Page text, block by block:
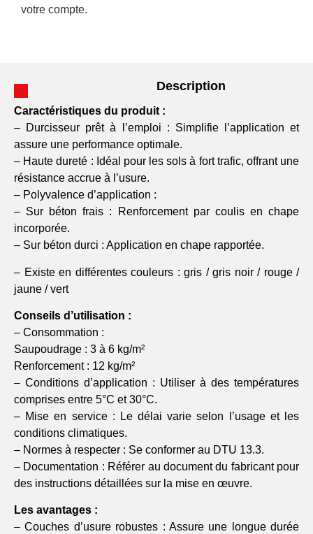
votre compte.
Description
Caractéristiques du produit :
– Durcisseur prêt à l’emploi : Simplifie l’application et
assure une performance optimale.
– Haute dureté : Idéal pour les sols à fort trafic, offrant une
résistance accrue à l’usure.
– Polyvalence d’application :
– Sur béton frais : Renforcement par coulis en chape
incorporée.
– Sur béton durci : Application en chape rapportée.
– Existe en différentes couleurs : gris / gris noir / rouge /
jaune / vert
Conseils d’utilisation :
– Consommation :
Saupoudrage : 3 à 6 kg/m²
Renforcement : 12 kg/m²
– Conditions d’application : Utiliser à des températures
comprises entre 5°C et 30°C.
– Mise en service : Le délai varie selon l’usage et les
conditions climatiques.
– Normes à respecter : Se conformer au DTU 13.3.
– Documentation : Référer au document du fabricant pour
des instructions détaillées sur la mise en œuvre.
Les avantages :
– Couches d’usure robustes : Assure une longue durée